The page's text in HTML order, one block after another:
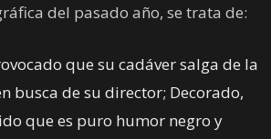
del pasado año, se trata de:
que su cadáver salga de la
busca de su director; Decorado,
que es puro humor negro y